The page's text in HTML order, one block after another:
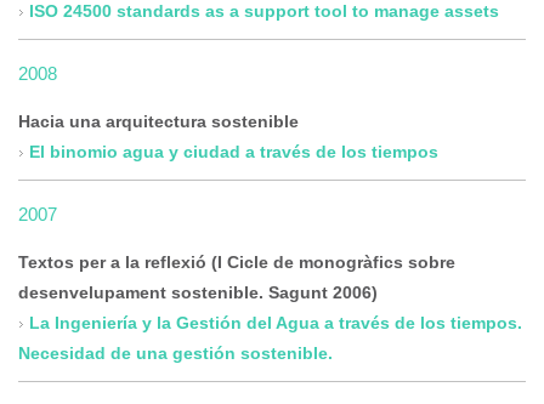
ISO 24500 standards as a support tool to manage assets
2008
Hacia una arquitectura sostenible
El binomio agua y ciudad a través de los tiempos
2007
Textos per a la reflexió (I Cicle de monogràfics sobre
desenvelupament sostenible. Sagunt 2006)
La Ingeniería y la Gestión del Agua a través de los tiempos.
Necesidad de una gestión sostenible.